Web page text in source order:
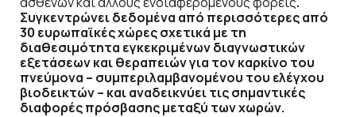
Συγκεντρώνει δεδομένα από περισσότερες από
30 ευρωπαϊκές χώρες σχετικά με τη
διαθεσιμότητα εγκεκριμένων διαγνωστικών
εξετάσεων και θεραπειών για τον καρκίνο του
πνεύμονα – συμπεριλαμβανομένου του ελέγχου
βιοδεικτών – και αναδεικνύει τις σημαντικές
διαφορές πρόσβασης μεταξύ των χωρών.